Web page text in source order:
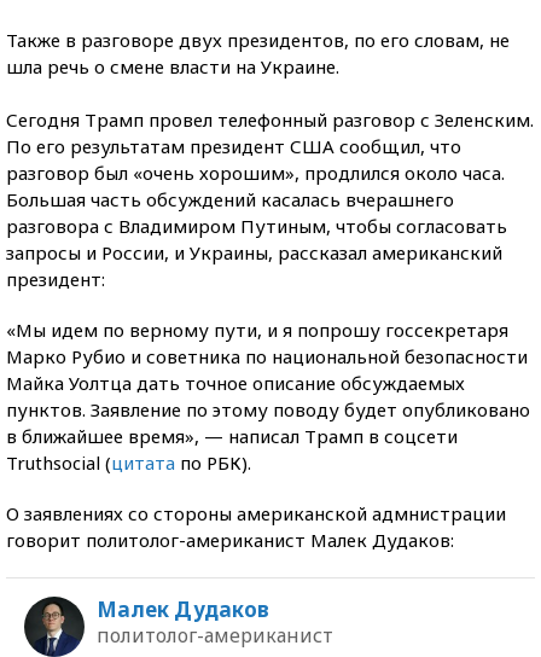
Также в разговоре двух президентов, по его словам, не
шла речь о смене власти на Украине.
Сегодня Трамп провел телефонный разговор с Зеленским.
По его результатам президент США сообщил, что
разговор был «очень хорошим», продлился около часа.
Большая часть обсуждений касалась вчерашнего
разговора с Владимиром Путиным, чтобы согласовать
запросы и России, и Украины, рассказал американский
президент:
«Мы идем по верному пути, и я попрошу госсекретаря
Марко Рубио и советника по национальной безопасности
Майка Уолтца дать точное описание обсуждаемых
пунктов. Заявление по этому поводу будет опубликовано
в ближайшее время», — написал Трамп в соцсети
Truthsocial (цитата по РБК).
О заявлениях со стороны американской адмнистрации
говорит политолог-американист Малек Дудаков:
Малек Дудаков
политолог-американист